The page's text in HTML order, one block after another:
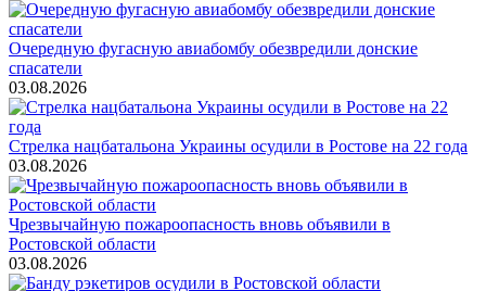
Очередную фугасную авиабомбу обезвредили донские
спасатели
03.08.2026
Стрелка нацбатальона Украины осудили в Ростове на 22 года
03.08.2026
Чрезвычайную пожароопасность вновь объявили в
Ростовской области
03.08.2026